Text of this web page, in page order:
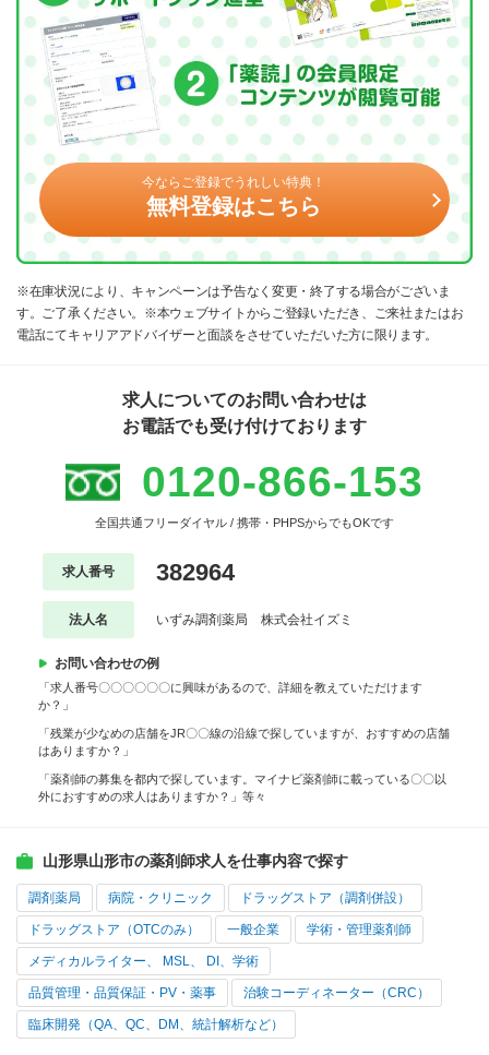
今ならご登録でうれしい特典！
無料登録はこちら
※在庫状況により、キャンペーンは予告なく変更・終了する場合がございま
す。ご了承ください。※本ウェブサイトからご登録いただき、ご来社またはお
電話にてキャリアアドバイザーと面談をさせていただいた方に限ります。
求人についてのお問い合わせは
お電話でも受け付けております
0120-866-153
全国共通フリーダイヤル / 携帯・PHPSからでもOKです
求人番号 382964
法人名 いずみ調剤薬局 株式会社イズミ
お問い合わせの例
「求人番号〇〇〇〇〇〇に興味があるので、詳細を教えていただけます
か？」
「残業が少なめの店舗をJR〇〇線の沿線で探していますが、おすすめの店舗
はありますか？」
「薬剤師の募集を都内で探しています。マイナビ薬剤師に載っている〇〇以
外におすすめの求人はありますか？」等々
山形県山形市の薬剤師求人を仕事内容で探す
調剤薬局 病院・クリニック ドラッグストア（調剤併設）
ドラッグストア（OTCのみ） 一般企業 学術・管理薬剤師
メディカルライター、 MSL、 DI、学術
品質管理・品質保証・PV・薬事 治験コーディネーター（CRC）
臨床開発（QA、QC、DM、統計解析など）